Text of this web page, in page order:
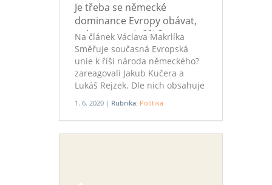
Je třeba se německé
dominance Evropy obávat,
nebo se na ni těšit?
Na článek Václava Makrlíka
Směřuje současná Evropská
unie k říši národa německého?
zareagovali Jakub Kučera a
Lukáš Rejzek. Dle nich obsahuje
zajímavá fakta a myšlenky, ale i
sporná tvrzení.
1. 6. 2020 | Rubrika: Politika